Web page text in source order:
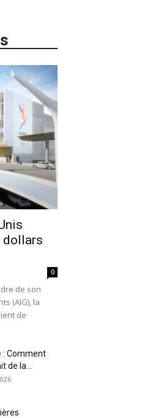
dollars
0
de son
(AIG), la
de
: Comment
de la...